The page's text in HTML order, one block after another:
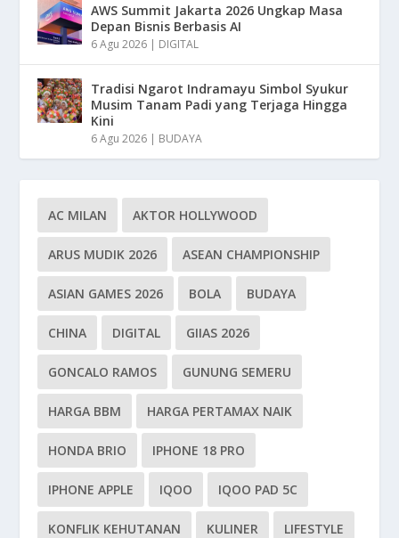
AWS Summit Jakarta 2026 Ungkap Masa
Depan Bisnis Berbasis AI
6 Agu 2026 | DIGITAL
Tradisi Ngarot Indramayu Simbol Syukur
Musim Tanam Padi yang Terjaga Hingga
Kini
6 Agu 2026 | BUDAYA
AC MILAN AKTOR HOLLYWOOD
ARUS MUDIK 2026 ASEAN CHAMPIONSHIP
ASIAN GAMES 2026 BOLA BUDAYA
CHINA DIGITAL GIIAS 2026
GONCALO RAMOS GUNUNG SEMERU
HARGA BBM HARGA PERTAMAX NAIK
HONDA BRIO IPHONE 18 PRO
IPHONE APPLE IQOO IQOO PAD 5C
KONFLIK KEHUTANAN KULINER LIFESTYLE